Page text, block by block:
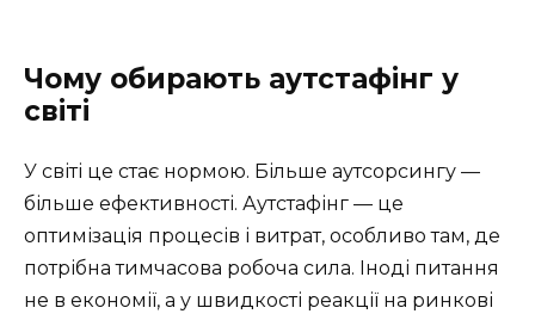
Чому обирають аутстафінг у
світі
У світі це стає нормою. Більше аутсорсингу —
більше ефективності. Аутстафінг — це
оптимізація процесів і витрат, особливо там, де
потрібна тимчасова робоча сила. Іноді питання
не в економії, а у швидкості реакції на ринкові